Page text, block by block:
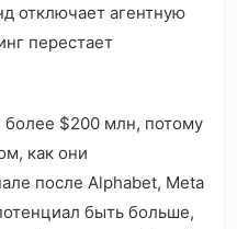
отключает агентную
перестает
$200 млн, потому
как они
после Alphabet, Meta
быть больше,